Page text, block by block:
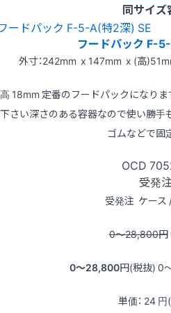
同サイズ
フードパック F-
外寸：242mm x 147mm x (高
18mm 定番のフードパックになり
さい深さのある容器なので使い勝
ゴムなどで
OCD
受発
受発注 ケース
0〜28,800円
0〜28,800円(税抜) 0
単価： 24 円